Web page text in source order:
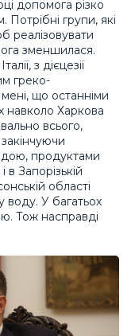
допомога різко
групи, які
реалізовувати
зменшилася.
з дієцезії
греко-
що останніми
навколо Харкова
всього,
продуктами
Запорізькій
області
У багатьох
Тож насправді